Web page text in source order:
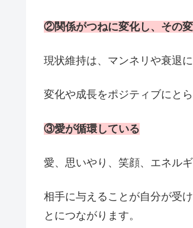
②関係がつねに変化し、その
現状維持は、マンネリや衰退に
変化や成長をポジティブにと
③愛が循環している
愛、思いやり、笑顔、エネル
相手に与えることが自分が受
とにつながります。